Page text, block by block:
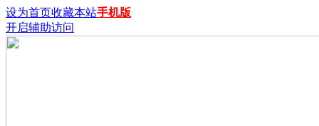
设为首页收藏本站手机版
开启辅助访问